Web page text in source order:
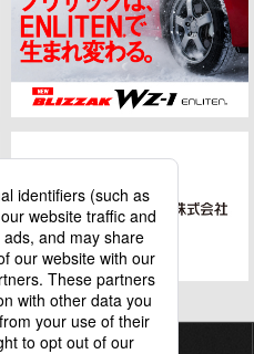
個人情報保護基本方針